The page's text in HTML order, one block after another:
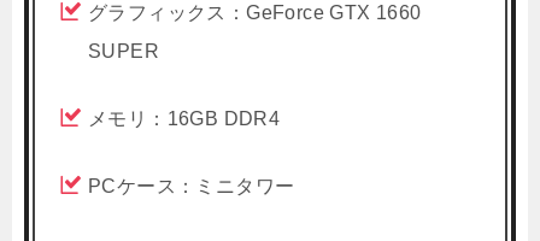
グラフィックス：GeForce GTX 1660
SUPER
メモリ：16GB DDR4
PCケース：ミニタワー